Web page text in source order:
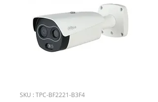
SKU : TPC-BF2221-B3F4